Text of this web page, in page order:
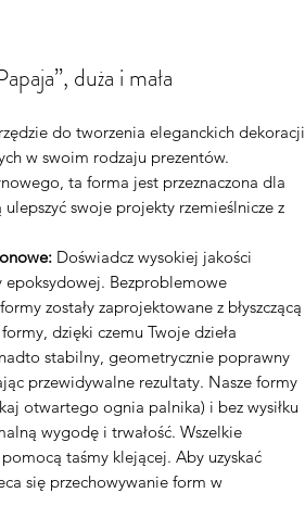
duża i mała
do tworzenia eleganckich dekoracji
w swoim rodzaju prezentów.
ta forma jest przeznaczona dla
swoje projekty rzemieślnicze z
Doświadcz wysokiej jakości
epoksydowej. Bezproblemowe
zostały zaprojektowane z błyszczącą
dzięki czemu Twoje dzieła
stabilny, geometrycznie poprawny
przewidywalne rezultaty. Nasze formy
otwartego ognia palnika) i bez wysiłku
wygodę i trwałość. Wszelkie
taśmy klejącej. Aby uzyskać
się przechowywanie form w